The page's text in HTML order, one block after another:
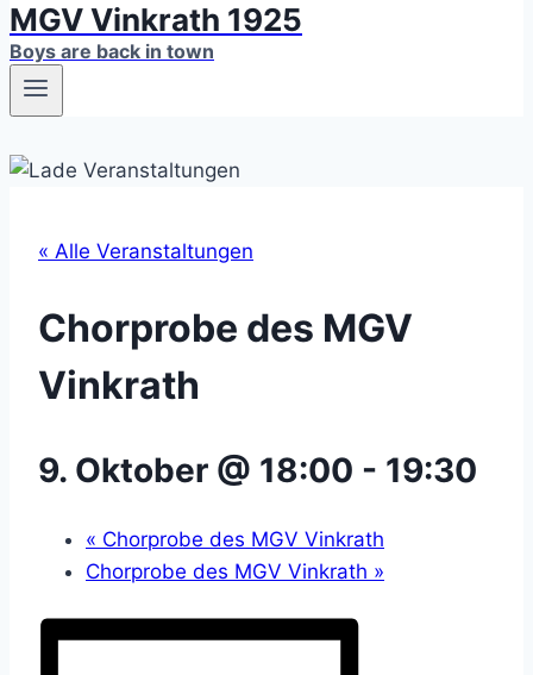
MGV Vinkrath 1925
Boys are back in town
« Alle Veranstaltungen
Chorprobe des MGV
Vinkrath
9. Oktober @ 18:00 - 19:30
« Chorprobe des MGV Vinkrath
Chorprobe des MGV Vinkrath »